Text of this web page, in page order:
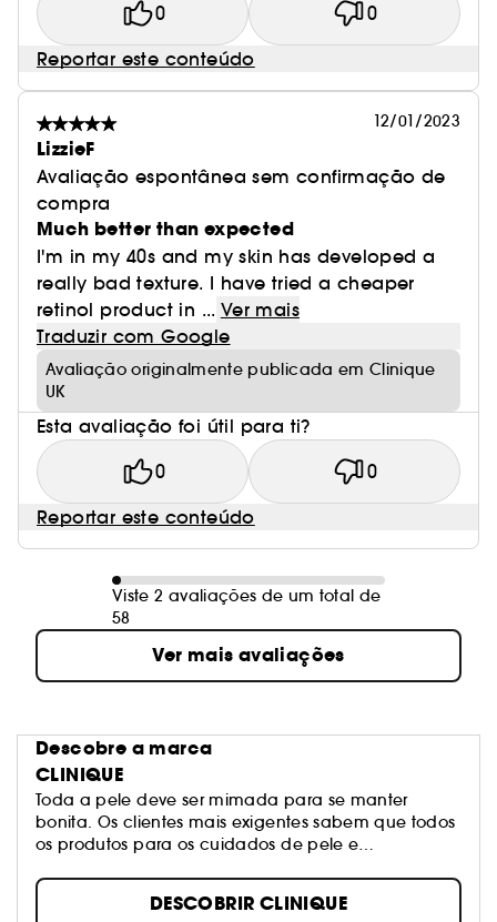
0 0
Reportar este conteúdo
12/01/2023
LizzieF
Avaliação espontânea sem confirmação de
compra
Much better than expected
I'm in my 40s and my skin has developed a
really bad texture. I have tried a cheaper
retinol product in ... Ver mais
Traduzir com Google
Avaliação originalmente publicada em Clinique
UK
Esta avaliação foi útil para ti?
0 0
Reportar este conteúdo
Viste 2 avaliações de um total de
58
Ver mais avaliações
Descobre a marca
CLINIQUE
Toda a pele deve ser mimada para se manter
bonita. Os clientes mais exigentes sabem que todos
os produtos para os cuidados de pele e
qualquer tipo de alergia, 100% sem perfume e
adaptam-se perfeitamente às necessidades de
DESCOBRIR CLINIQUE